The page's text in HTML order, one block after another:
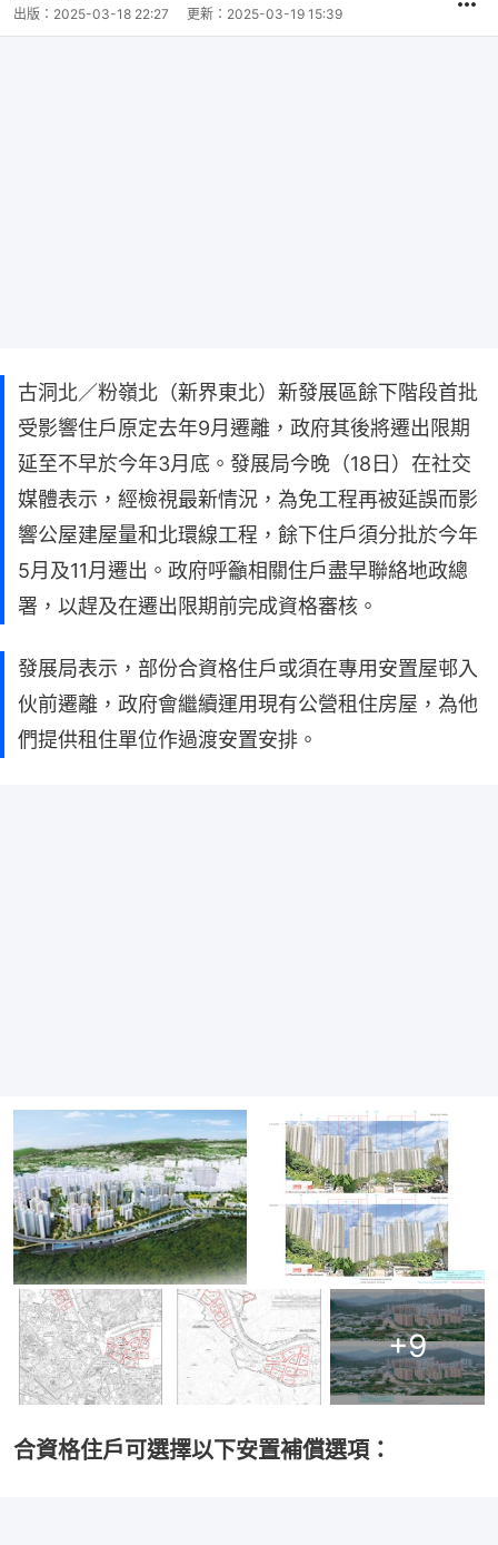
出版： 2025-03-18 22:27 更新： 2025-03-19 15:39
古洞北／粉嶺北（新界東北）新發展區餘下階段首批
受影響住戶原定去年9月遷離，政府其後將遷出限期
延至不早於今年3月底。發展局今晚（18日）在社交
媒體表示，經檢視最新情況，為免工程再被延誤而影
響公屋建屋量和北環線工程，餘下住戶須分批於今年
5月及11月遷出。政府呼籲相關住戶盡早聯絡地政總
署，以趕及在遷出限期前完成資格審核。
發展局表示，部份合資格住戶或須在專用安置屋邨入
伙前遷離，政府會繼續運用現有公營租住房屋，為他
們提供租住單位作過渡安置安排。
+9
合資格住戶可選擇以下安置補償選項：